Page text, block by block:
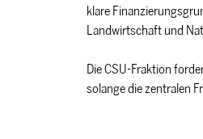
klare
Landwirtschaft und
Die CSU-Fraktion
solange die zentralen